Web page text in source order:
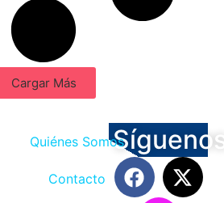
Cargar Más
Quiénes Somos
Contacto